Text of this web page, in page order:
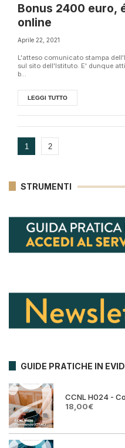
Bonus 2400 euro,
online
Aprile 22, 2021
L'atteso comunicato stampa
sul sito dell'Istituto. E' dunque
b...
LEGGI TUTTO
1 2
STRUMENTI
GUIDE PRATICHE IN
CCNL H024 -
Il
era:
18,00€Il
è: